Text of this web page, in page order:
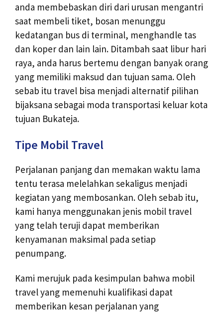
anda membebaskan diri dari urusan mengantri
saat membeli tiket, bosan menunggu
kedatangan bus di terminal, menghandle tas
dan koper dan lain lain. Ditambah saat libur hari
raya, anda harus bertemu dengan banyak orang
yang memiliki maksud dan tujuan sama. Oleh
sebab itu travel bisa menjadi alternatif pilihan
bijaksana sebagai moda transportasi keluar kota
tujuan Bukateja.
Tipe Mobil Travel
Perjalanan panjang dan memakan waktu lama
tentu terasa melelahkan sekaligus menjadi
kegiatan yang membosankan. Oleh sebab itu,
kami hanya menggunakan jenis mobil travel
yang telah teruji dapat memberikan
kenyamanan maksimal pada setiap
penumpang.
Kami merujuk pada kesimpulan bahwa mobil
travel yang memenuhi kualifikasi dapat
memberikan kesan perjalanan yang